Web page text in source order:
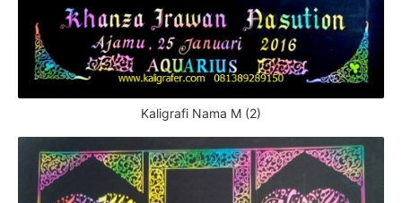
Kaligrafi Nama M (2)